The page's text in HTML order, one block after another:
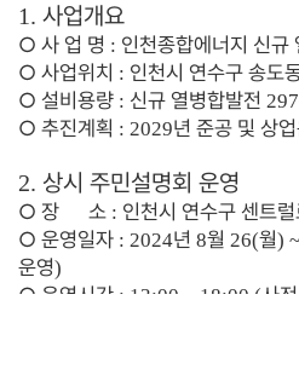
1. 사업개요
○ 사 업 명 : 인천종합에너지 신규
○ 사업위치 : 인천시 연수구 송도
○ 설비용량 : 신규 열병합발전
○ 추진계획 : 2029년 준공 및 상
2. 상시 주민설명회 운영
○ 장 소 : 인천시 연수구 센트
○ 운영일자 : 2024년 8월 26(월)
운영)
○ 운영시간 : 13:00 ~ 18:00 ( 사